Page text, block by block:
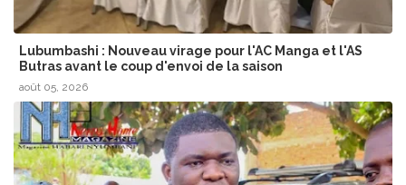
Lubumbashi : Nouveau virage pour l'AC Manga et l'AS
Butras avant le coup d'envoi de la saison
août 05, 2026